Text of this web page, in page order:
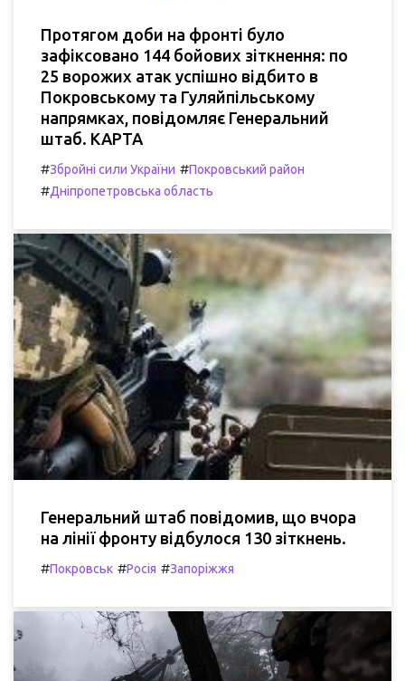
Протягом доби на фронті було
зафіксовано 144 бойових зіткнення: по
25 ворожих атак успішно відбито в
Покровському та Гуляйпільському
напрямках, повідомляє Генеральний
штаб. КАРТА
#Збройні сили України #Покровський район
#Дніпропетровська область
Генеральний штаб повідомив, що вчора
на лінії фронту відбулося 130 зіткнень.
#Покровськ #Росія #Запоріжжя